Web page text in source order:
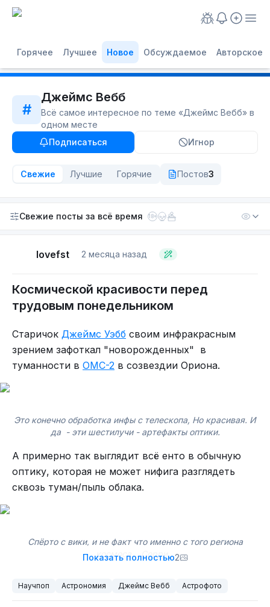
Горячее Лучшее Новое Обсуждаемое Авторское
#
Джеймс Вебб
Всё самое интересное по теме «Джеймс Вебб» в
одном месте
Подписаться
Игнор
Свежие Лучшие Горячие Постов3
Свежие посты за всё время 18+
lovefst 2 месяца назад
Космической красивости перед
трудовым понедельником
Старичок Джеймс Уэбб своим инфракрасным
зрением зафоткал "новорожденных" в
туманности в OMC-2 в созвездии Ориона.
Это конечно обработка инфы с телескопа, Но красивая. И
да - эти шестилучи - артефакты оптики.
А примерно так выглядит всё енто в обычную
оптику, которая не может нифига разглядеть
сквозь туман/пыль облака.
Спёрто с вики, и не факт что именно с того региона
космоса... Сорри...
Показать полностью2
Научпоп Астрономия Джеймс Вебб Астрофото